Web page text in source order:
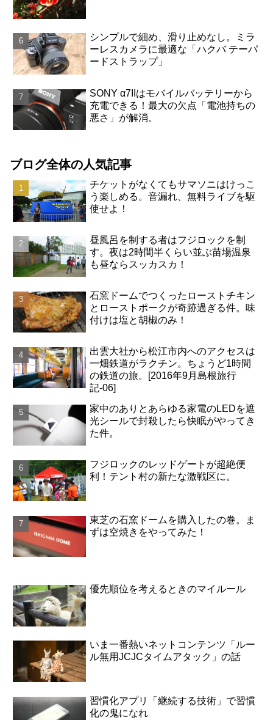
シンプルで細め、滑り止めなし。ミラ
ーレスカメラに最適な「ハクバ テーパ
ードストラップ」
SONY α7IIはモバイルバッテリーから
充電できる！最大の欠点「電池持ちの
悪さ」が解消。
ブログ全体の人気記事
チケットがなくてもサマソニはけっこ
う楽しめる。音漏れ、無料ライブを駆
使せよ！
昼風呂を制する者はフジロックを制
す。夜は2時間半くらい並ぶ苗場温泉
も昼ならスッカスカ！
石窯ドームでつくったローストチキン
とローストポークが奇跡過ぎる件。味
付けは塩と胡椒のみ！
出雲大社から松江市内へのアクセスは
一畑鉄道がラクチン。ちょうど1時間
の鉄道の旅。[2016年9月島根旅行
記-06]
家中のありとあらゆる家電のLEDを遮
光シールで封殺したら快眠がやってき
た件。
フジロックのレッドゲートが超絶便
利！テント村の新たな激戦区に。
東芝の石窯ドームを購入したの巻。ま
ずは空焼きをやってみた！
優先順位を考えるときのマイルール
いま一番熱いネットコンテンツ「ルー
ル無用JCJCタイムアタック」の話
習慣化アプリ「継続する技術」で習慣
化の鬼になれ